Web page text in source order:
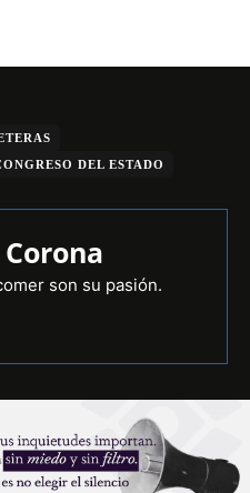
DEL ESTADO
son su pasión.